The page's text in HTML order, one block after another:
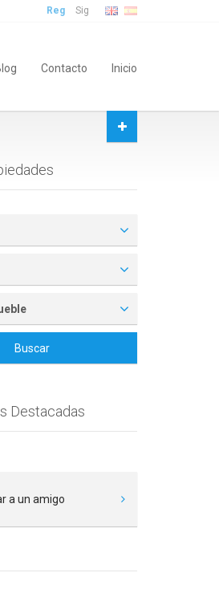
Reg Sig
Contacto Inicio
Buscar
Destacadas
a un amigo